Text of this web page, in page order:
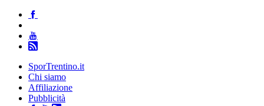
SporTrentino.it
Chi siamo
Affiliazione
Pubblicità